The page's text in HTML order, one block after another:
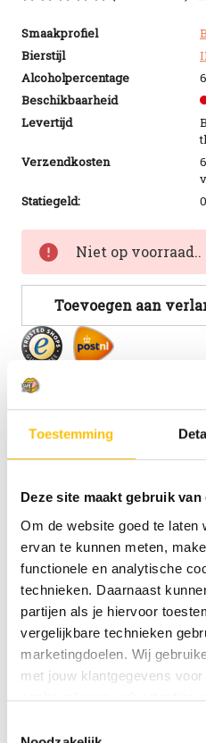
Toestemming
Deze site maakt gebruik van
Om de website goed te laten
ervan te kunnen meten,
functionele en analytische
technieken. Daarnaast
partijen als je hiervoor
vergelijkbare technieken
marketingdoelen. Wij
met jouw klantgegevens
aanbevelingen, advertenties
ervaringen: je eigen DTDD
Smaakprofiel
Bierstijl
Alcoholpercentage
Beschikbaarheid
Levertijd
Verzendkosten
Statiegeld:
0
voorraad: Niet op voorraad..
Toevoegen aan
Eeuwige Jeugd
Eeuwige Jeugd Belhamel
stevige bitterheid.
van grapefruit.
Durf jij dit bier aan?
Waanzinnig lekker bij:
en pittige en belegen
De grootste